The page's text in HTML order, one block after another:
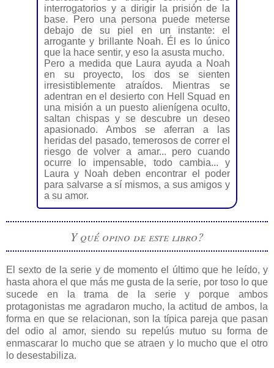
interrogatorios y a dirigir la prisión de la
base. Pero una persona puede meterse
debajo de su piel en un instante: el
arrogante y brillante Noah. Él es lo único
que la hace sentir, y eso la asusta mucho.
Pero a medida que Laura ayuda a Noah
en su proyecto, los dos se sienten
irresistiblemente atraídos. Mientras se
adentran en el desierto con Hell Squad en
una misión a un puesto alienígena oculto,
saltan chispas y se descubre un deseo
apasionado. Ambos se aferran a las
heridas del pasado, temerosos de correr el
riesgo de volver a amar... pero cuando
ocurre lo impensable, todo cambia... y
Laura y Noah deben encontrar el poder
para salvarse a sí mismos, a sus amigos y
a su amor.
Y qué opino de este libro?
El sexto de la serie y de momento el último que he leído, y
hasta ahora el que más me gusta de la serie, por toso lo que
sucede en la trama de la serie y porque ambos
protagonistas me agradaron mucho, la actitud de ambos, la
forma en que se relacionan, son la típica pareja que pasan
del odio al amor, siendo su repelús mutuo su forma de
enmascarar lo mucho que se atraen y lo mucho que el otro
lo desestabiliza.